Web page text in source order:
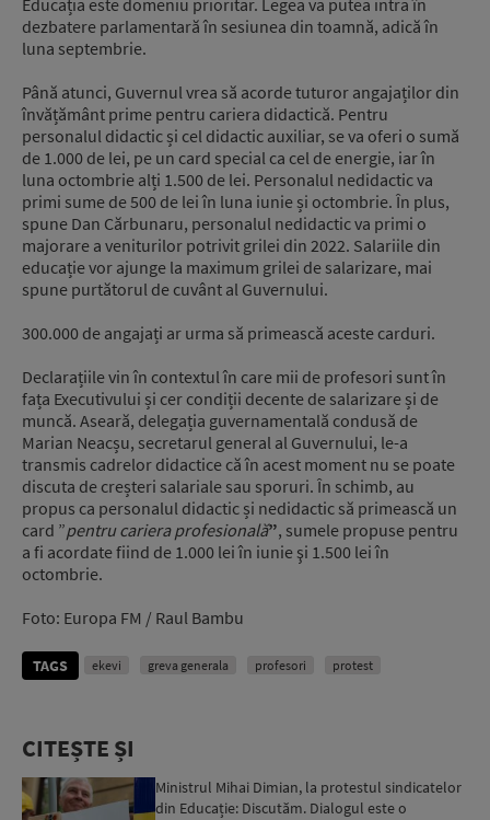
Educația este domeniu prioritar. Legea va putea intra în
dezbatere parlamentară în sesiunea din toamnă, adică în
luna septembrie.
Până atunci, Guvernul vrea să acorde tuturor angajaților din
învățământ prime pentru cariera didactică. Pentru
personalul didactic și cel didactic auxiliar, se va oferi o sumă
de 1.000 de lei, pe un card special ca cel de energie, iar în
luna octombrie alți 1.500 de lei. Personalul nedidactic va
primi sume de 500 de lei în luna iunie și octombrie. În plus,
spune Dan Cărbunaru, personalul nedidactic va primi o
majorare a veniturilor potrivit grilei din 2022. Salariile din
educație vor ajunge la maximum grilei de salarizare, mai
spune purtătorul de cuvânt al Guvernului.
300.000 de angajați ar urma să primească aceste carduri.
Declarațiile vin în contextul în care mii de profesori sunt în
fața Executivului și cer condiții decente de salarizare și de
muncă. Aseară, delegația guvernamentală condusă de
Marian Neacșu, secretarul general al Guvernului, le-a
transmis cadrelor didactice că în acest moment nu se poate
discuta de creșteri salariale sau sporuri. În schimb, au
propus ca personalul didactic și nedidactic să primească un
card ”pentru cariera profesională”, sumele propuse pentru
a fi acordate fiind de 1.000 lei în iunie şi 1.500 lei în
octombrie.
Foto: Europa FM / Raul Bambu
TAGS ekevi greva generala profesori protest
CITEȘTE ȘI
Ministrul Mihai Dimian, la protestul sindicatelor
din Educație: Discutăm. Dialogul este o